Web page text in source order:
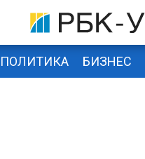
ПОЛИТИКА БИЗНЕС